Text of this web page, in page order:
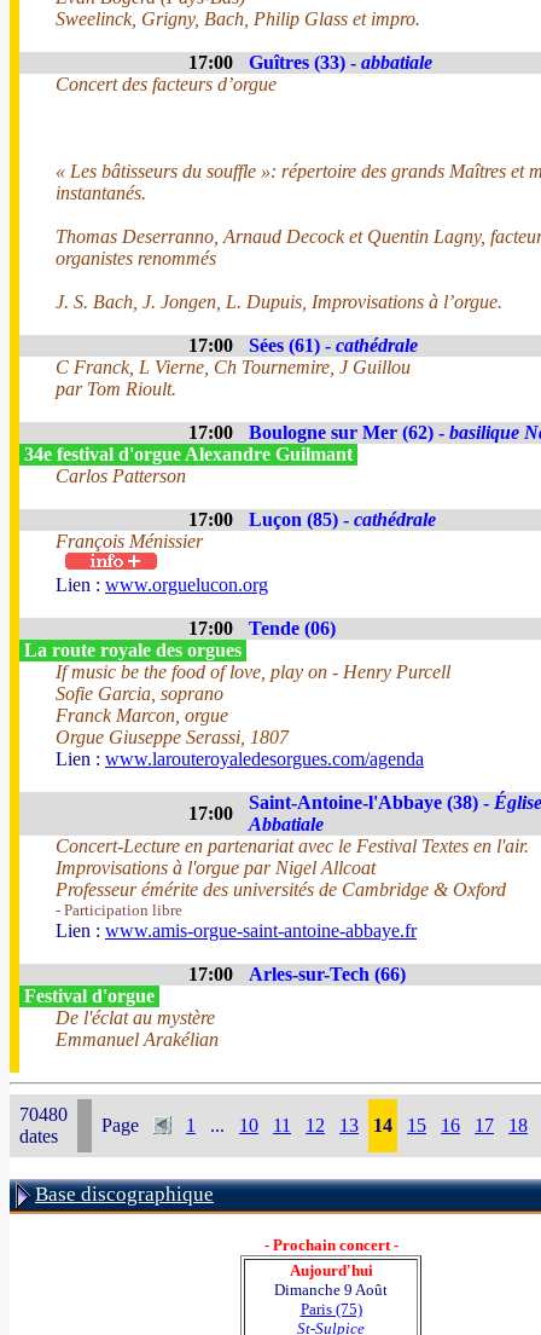
Sweelinck, Grigny, Bach, Philip Glass et impro.
17:00 Guîtres (33) - abbatiale
Concert des facteurs d’orgue
« Les bâtisseurs du souffle »: répertoire des grands Maîtres et
instantanés.
Thomas Deserranno, Arnaud Decock et Quentin Lagny,
organistes renommés
J. S. Bach, J. Jongen, L. Dupuis, Improvisations à l’orgue.
17:00 Sées (61) - cathédrale
C Franck, L Vierne, Ch Tournemire, J Guillou
par Tom Rioult.
17:00 Boulogne sur Mer (62) - basilique
34e festival d'orgue Alexandre Guilmant
Carlos Patterson
17:00 Luçon (85) - cathédrale
François Ménissier
Lien : www.orguelucon.org
17:00
Tende (06)
La route royale des orgues
If music be the food of love, play on - Henry Purcell
Sofie Garcia, soprano
Franck Marcon, orgue
Orgue Giuseppe Serassi, 1807
Lien : www.larouteroyaledesorgues.com/agenda
17:00
Saint-Antoine-l'Abbaye (38) - Église
Abbatiale
Concert-Lecture en partenariat avec le Festival Textes en l'air.
Improvisations à l'orgue par Nigel Allcoat
Professeur émérite des universités de Cambridge & Oxford
- Participation libre
Lien : www.amis-orgue-saint-antoine-abbaye.fr
17:00
Arles-sur-Tech (66)
Festival d'orgue
De l'éclat au mystère
Emmanuel Arakélian
70480
dates
Page 1 ... 10 11 12 13 14 15 16 17 18
Base discographique
- Prochain concert -
Aujourd'hui
Dimanche 9 Août
Paris (75)
St-Sulpice